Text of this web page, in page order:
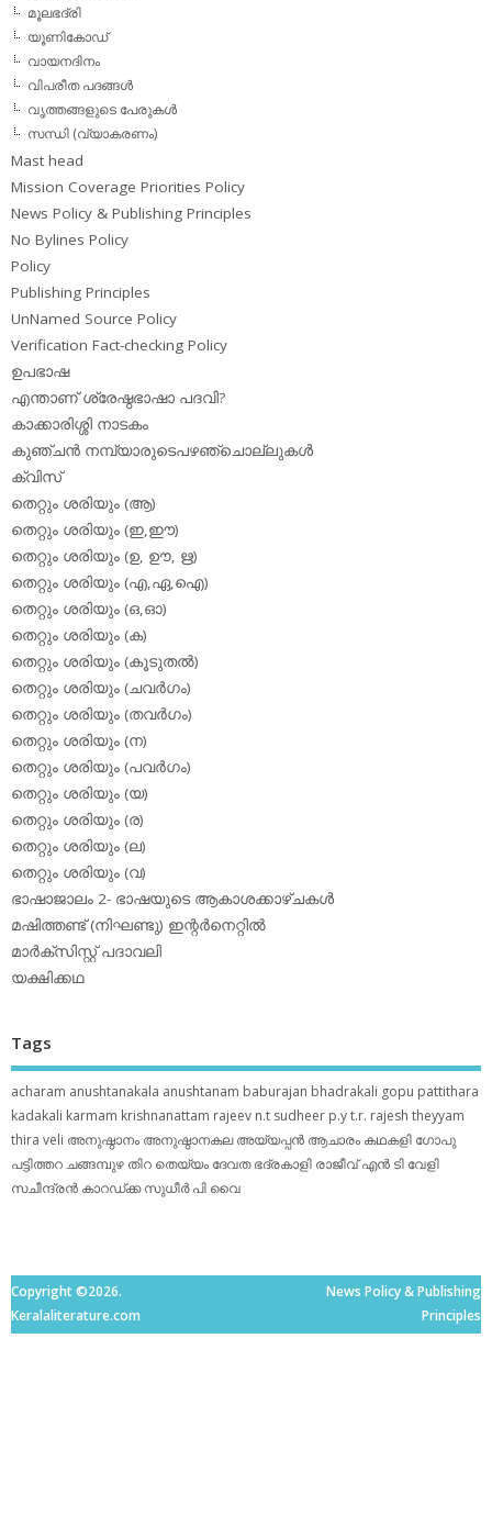
മൂലഭദ്രി
യൂണികോഡ്
വായനദിനം
വിപരീത പദങ്ങള്‍
വൃത്തങ്ങളുടെ പേരുകള്‍
സന്ധി (വ്യാകരണം)
Mast head
Mission Coverage Priorities Policy
News Policy & Publishing Principles
No Bylines Policy
Policy
Publishing Principles
UnNamed Source Policy
Verification Fact-checking Policy
ഉപഭാഷ
എന്താണ് ശ്രേഷ്ഠഭാഷാ പദവി?
കാക്കാരിശ്ശി നാടകം
കുഞ്ചന്‍ നമ്പ്യാരുടെപഴഞ്ചൊല്ലുകള്‍
ക്വിസ്
തെറ്റും ശരിയും (ആ)
തെറ്റും ശരിയും (ഇ,ഈ)
തെറ്റും ശരിയും (ഉ, ഊ, ഋ)
തെറ്റും ശരിയും (എ,ഏ,ഐ)
തെറ്റും ശരിയും (ഒ,ഓ)
തെറ്റും ശരിയും (ക)
തെറ്റും ശരിയും (കൂടുതല്‍)
തെറ്റും ശരിയും (ചവര്‍ഗം)
തെറ്റും ശരിയും (തവര്‍ഗം)
തെറ്റും ശരിയും (ന)
തെറ്റും ശരിയും (പവര്‍ഗം)
തെറ്റും ശരിയും (യ)
തെറ്റും ശരിയും (ര)
തെറ്റും ശരിയും (ല)
തെറ്റും ശരിയും (വ)
ഭാഷാജാലം 2- ഭാഷയുടെ ആകാശക്കാഴ്ചകള്‍
മഷിത്തണ്ട് (നിഘണ്ടു) ഇന്റര്‍നെറ്റില്‍
മാര്‍ക്‌സിസ്റ്റ് പദാവലി
യക്ഷിക്കഥ
Tags
acharam anushtanakala anushtanam baburajan bhadrakali gopu pattithara
kadakali karmam krishnanattam rajeev n.t sudheer p.yt.r. rajesh theyyam
thira veli അനുഷ്ഠാനം അനുഷ്ഠാനകല അയ്യപ്പന്‍ ആചാരം കഥകളി ഗോപു
പട്ടിത്തറ ചങ്ങമ്പുഴ തിറ തെയ്യം ദേവത ഭദ്രകാളി രാജീവ് എൻ ടി വേളി
സചീന്ദ്രന്‍ കാറഡ്ക്ക സുധീര്‍ പി വൈ
Copyright ©2026.
Keralaliterature.com
News Policy & Publishing
Principles